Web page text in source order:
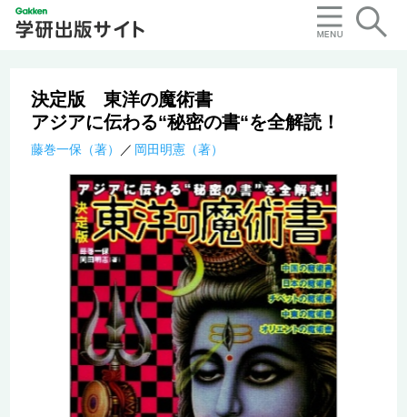
決定版 東洋の魔術書
アジアに伝わる“秘密の書“を全解読！
藤巻一保（著） 岡田明憲（著）